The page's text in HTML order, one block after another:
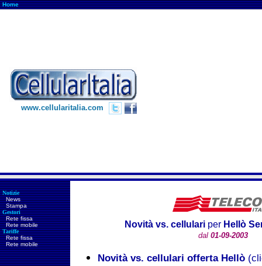
Home
www.cellularitalia.com
Notizie
News
Stampa
Gestori
Rete fissa
Rete mobile
Tariffe
Rete fissa
Rete mobile
Novità vs. cellulari per Hellò
dal 01-09-2003
Novità vs. cellulari offerta Hellò